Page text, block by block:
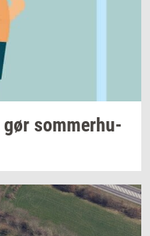
gør som­mer­hu­